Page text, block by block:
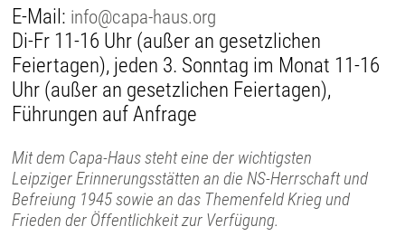
E-Mail: info@capa-haus.org
Di-Fr 11-16 Uhr (außer an gesetzlichen
Feiertagen), jeden 3. Sonntag im Monat 11-16
Uhr (außer an gesetzlichen Feiertagen),
Führungen auf Anfrage
Mit dem Capa-Haus steht eine der wichtigsten
Leipziger Erinnerungsstätten an die NS-Herrschaft und
Befreiung 1945 sowie an das Themenfeld Krieg und
Frieden der Öffentlichkeit zur Verfügung.